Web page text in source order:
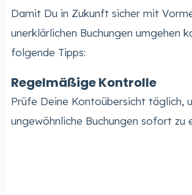
Damit Du in Zukunft sicher mit
unerklärlichen Buchungen umgehen
folgende Tipps:
Regelmäßige Kontrolle
Prüfe Deine Kontoübersicht täglich,
ungewöhnliche Buchungen sofort zu